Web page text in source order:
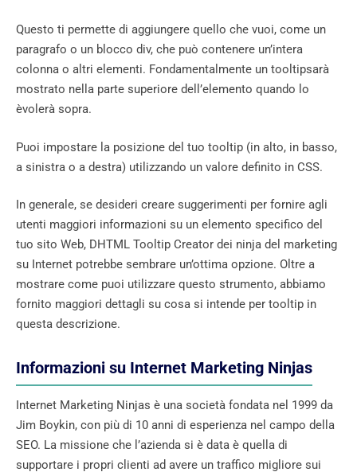
Questo ti permette di aggiungere quello che vuoi, come un
paragrafo o un blocco div, che può contenere un’intera
colonna o altri elementi. Fondamentalmente un tooltipsarà
mostrato nella parte superiore dell’elemento quando lo
èvolerà sopra.
Puoi impostare la posizione del tuo tooltip (in alto, in basso,
a sinistra o a destra) utilizzando un valore definito in CSS.
In generale, se desideri creare suggerimenti per fornire agli
utenti maggiori informazioni su un elemento specifico del
tuo sito Web, DHTML Tooltip Creator dei ninja del marketing
su Internet potrebbe sembrare un’ottima opzione. Oltre a
mostrare come puoi utilizzare questo strumento, abbiamo
fornito maggiori dettagli su cosa si intende per tooltip in
questa descrizione.
Informazioni su Internet Marketing Ninjas
Internet Marketing Ninjas è una società fondata nel 1999 da
Jim Boykin, con più di 10 anni di esperienza nel campo della
SEO. La missione che l’azienda si è data è quella di
supportare i propri clienti ad avere un traffico migliore sui